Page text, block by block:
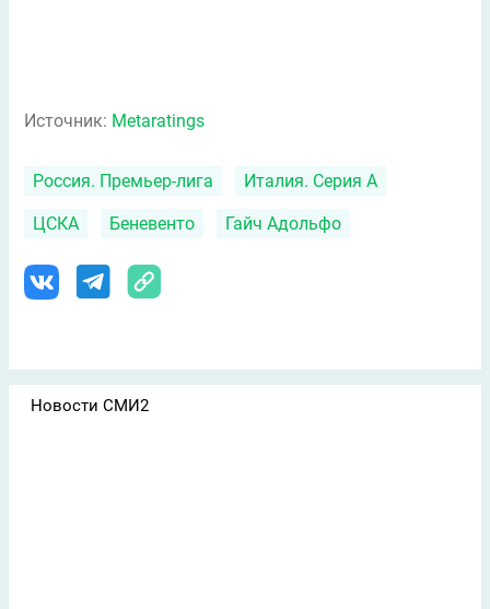
Источник: Metaratings
Россия. Премьер-лига Италия. Серия А
ЦСКА Беневенто Гайч Адольфо
Новости СМИ2